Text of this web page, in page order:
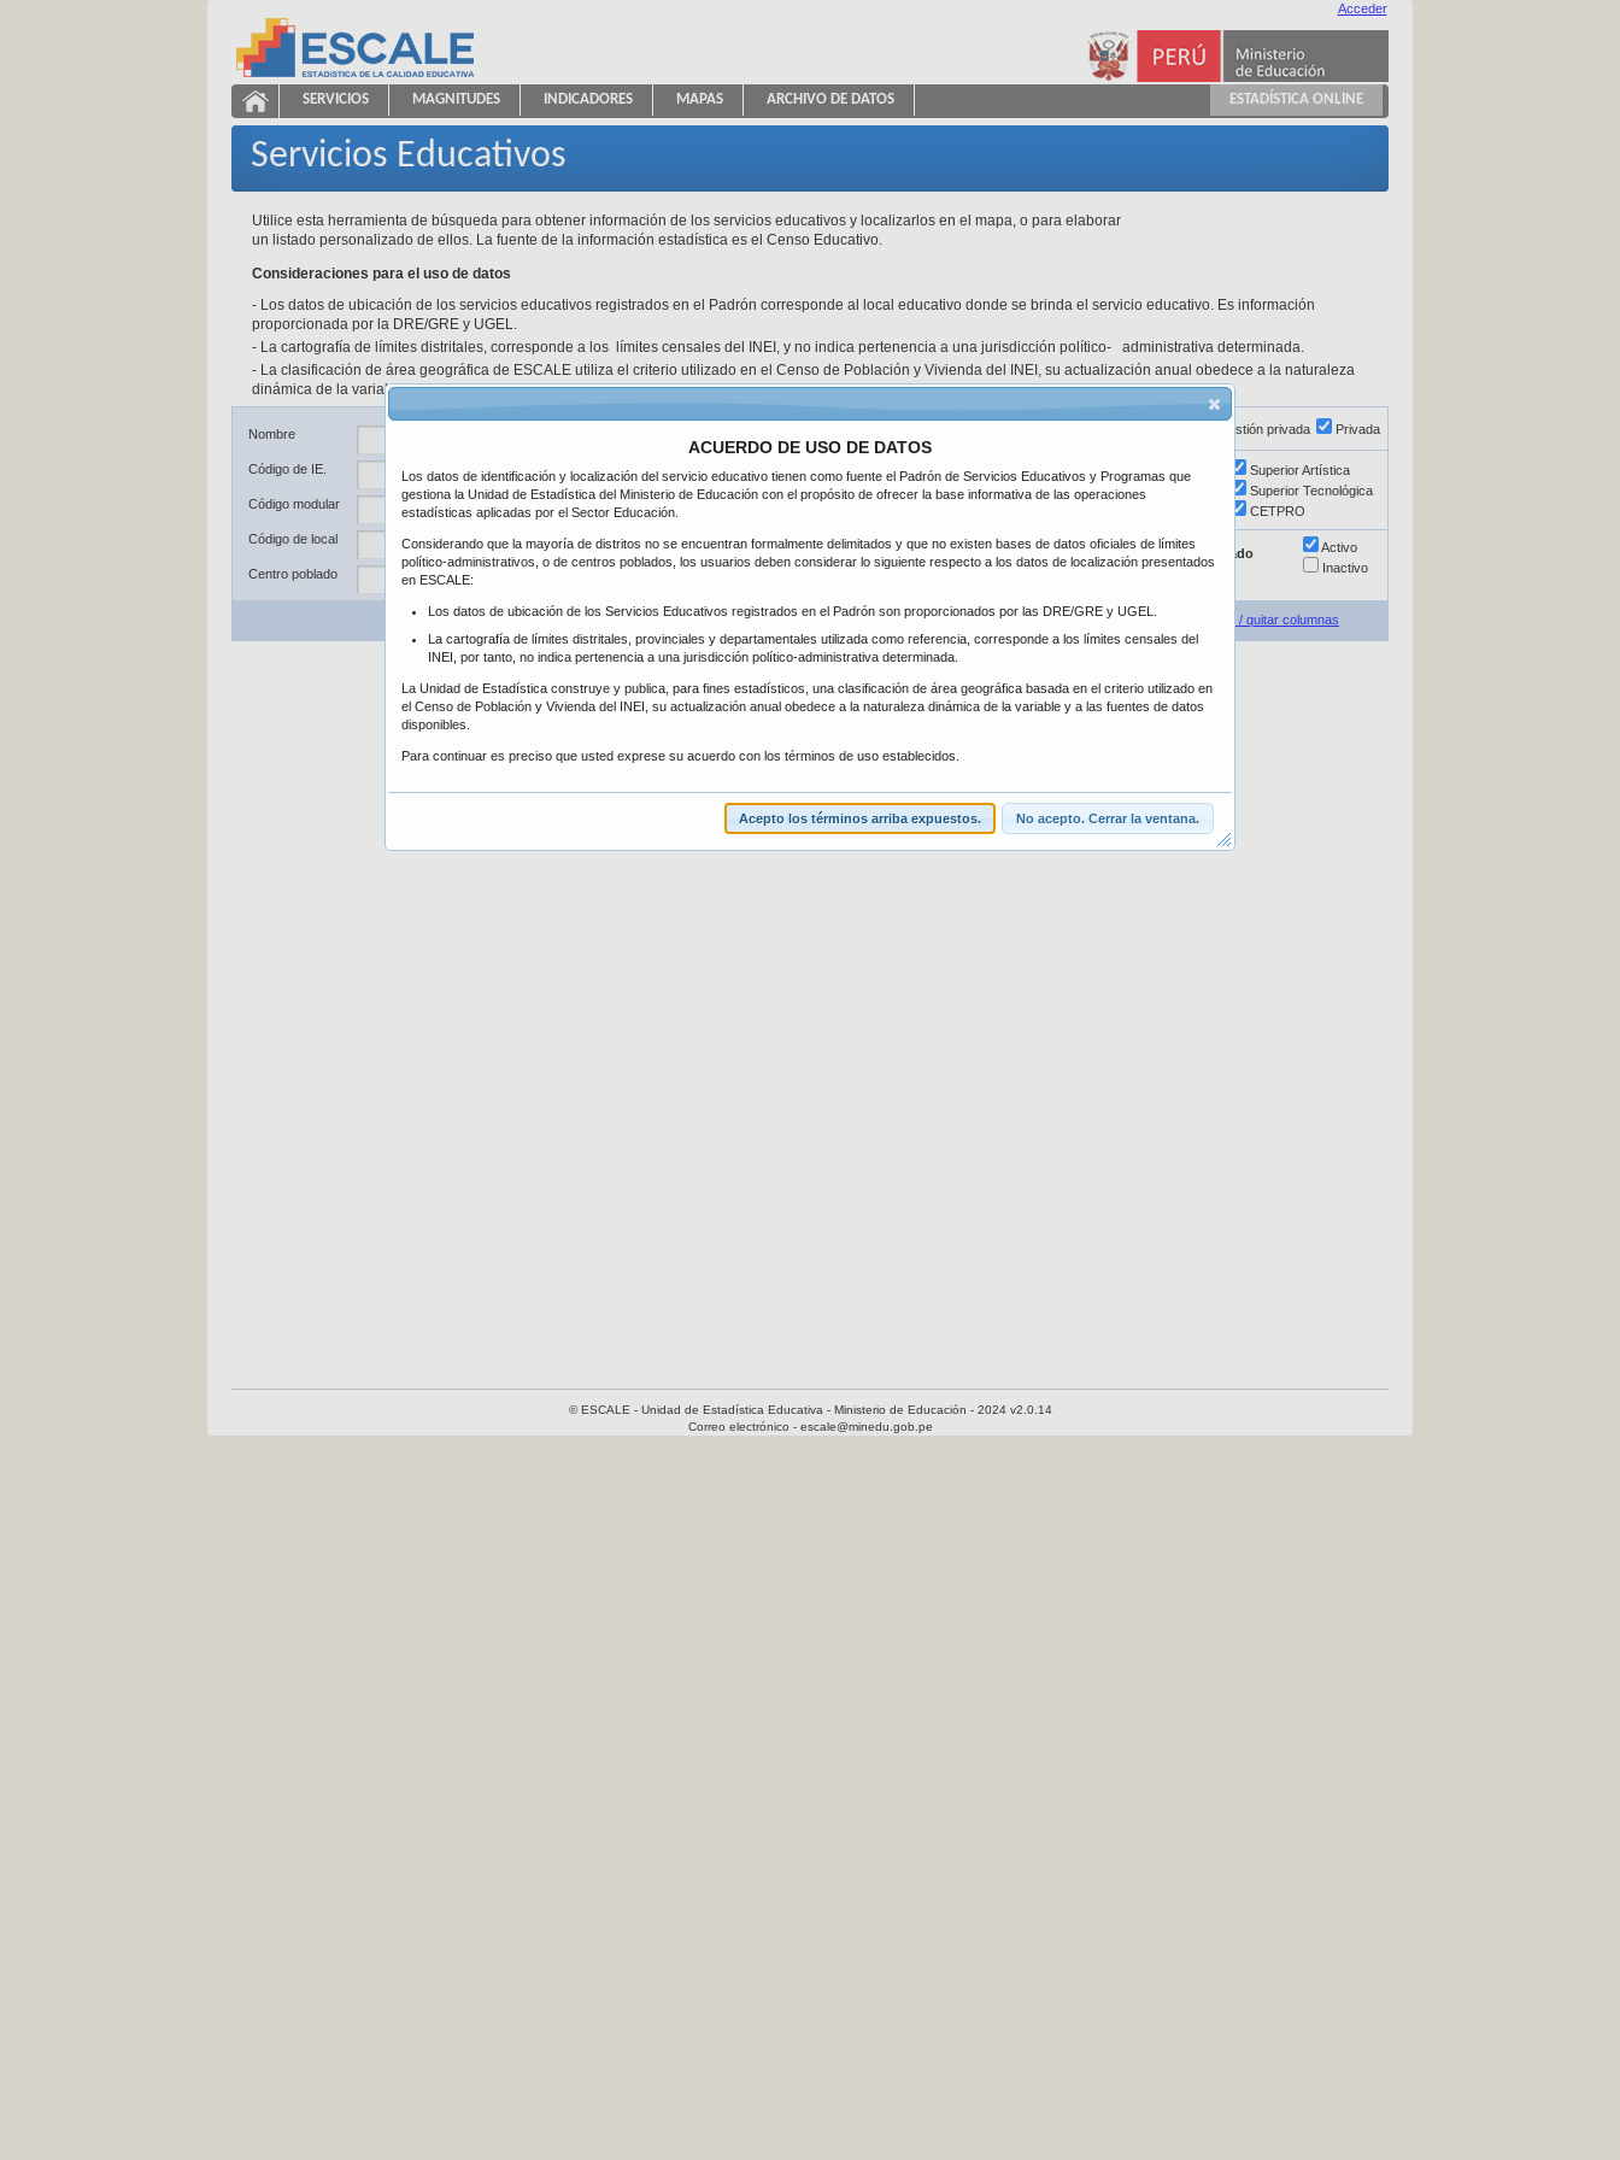
ESCALE - Unidad de Estadística Educativa
Servicios Educativos
Acceder
NAVEGACIÓN
SERVICIOS MAGNITUDES INDICADORES MAPAS ARCHIVO DE DATOS ESTADÍSTICA ONLINE
Servicios Educativos
Utilice esta herramienta de búsqueda para obtener información de los servicios educativos y localizarlos en el mapa, o para elaborar
un listado personalizado de ellos. La fuente de la información estadística es el Censo Educativo.
Consideraciones para el uso de datos
- Los datos de ubicación de los servicios educativos registrados en el Padrón corresponde al local educativo donde se brinda el servicio educativo. Es información
proporcionada por la DRE/GRE y UGEL.
- La cartografía de límites distritales, corresponde a los límites censales del INEI, y no indica pertenencia a una jurisdicción político- administrativa determinada.
- La clasificación de área geográfica de ESCALE utiliza el criterio utilizado en el Censo de Población y Vivienda del INEI, su actualización anual obedece a la naturaleza
dinámica de la variable y a las fuentes de datos disponibles.
Nombre
Código de IE.
Código modular
Código de local
Centro poblado
Departamento
Provincia
Distrito
Tipo de Gestión Pública de gestión privada Privada
Nivel
Inicial
Primaria
Básica Alternativa
Educación Especial
Superior Artística
Superior Tecnológica
CETPRO
Forma de Atención
Escolarizada
No escolarizada
Estado
Activo
Inactivo
Buscar Agregar / quitar columnas
© ESCALE - Unidad de Estadística Educativa - Ministerio de Educación - 2024 v2.0.14
Correo electrónico - escale@minedu.gob.pe
ACUERDO DE USO DE DATOS
Los datos de identificación y localización del servicio educativo tienen como fuente el Padrón de Servicios Educativos y Programas que
gestiona la Unidad de Estadística del Ministerio de Educación con el propósito de ofrecer la base informativa de las operaciones
estadísticas aplicadas por el Sector Educación.
Considerando que la mayoría de distritos no se encuentran formalmente delimitados y que no existen bases de datos oficiales de límites
político-administrativos, o de centros poblados, los usuarios deben considerar lo siguiente respecto a los datos de localización presentados
en ESCALE:
Los datos de ubicación de los Servicios Educativos registrados en el Padrón son proporcionados por las DRE/GRE y UGEL.
La cartografía de límites distritales, provinciales y departamentales utilizada como referencia, corresponde a los límites censales del
INEI, por tanto, no indica pertenencia a una jurisdicción político-administrativa determinada.
La Unidad de Estadística construye y publica, para fines estadísticos, una clasificación de área geográfica basada en el criterio utilizado en
el Censo de Población y Vivienda del INEI, su actualización anual obedece a la naturaleza dinámica de la variable y a las fuentes de datos
disponibles.
Para continuar es preciso que usted exprese su acuerdo con los términos de uso establecidos.
Acepto los términos arriba expuestos. No acepto. Cerrar la ventana.